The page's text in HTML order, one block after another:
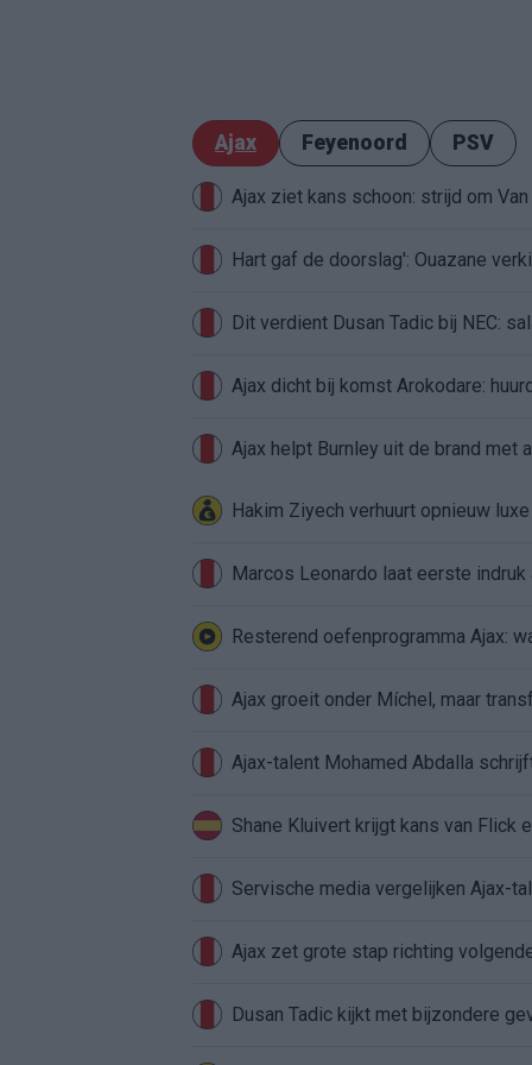
Ajax Feyenoord PSV
Ajax ziet kans schoon: strijd om
Hart gaf de doorslag': Ouazane
Dit verdient Dusan Tadic bij NEC:
Ajax dicht bij komst Arokodare:
Ajax helpt Burnley uit de brand met
Hakim Ziyech verhuurt opnieuw
Marcos Leonardo laat eerste
Resterend oefenprogramma Ajax:
Ajax groeit onder Míchel, maar
Ajax-talent Mohamed Abdalla
Shane Kluivert krijgt kans van Flick
Servische media vergelijken Ajax-
Ajax zet grote stap richting
Dusan Tadic kijkt met bijzondere